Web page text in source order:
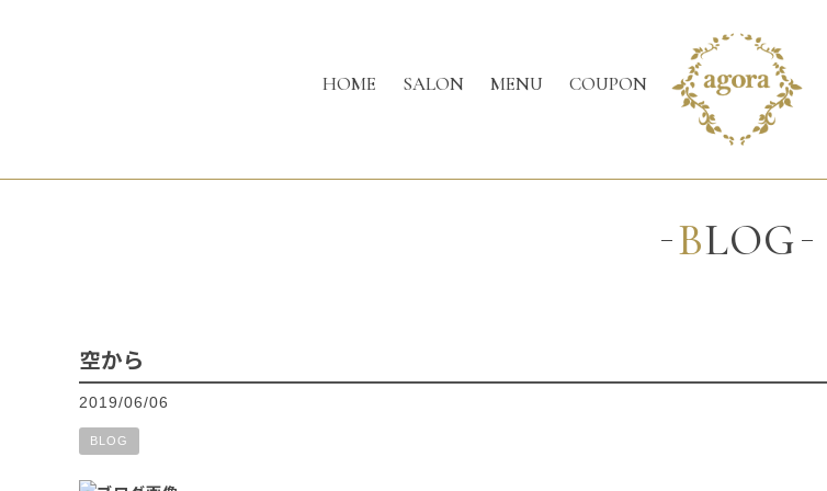
HOME SALON MENU COUPON
BLOG
空から
2019/06/06
BLOG